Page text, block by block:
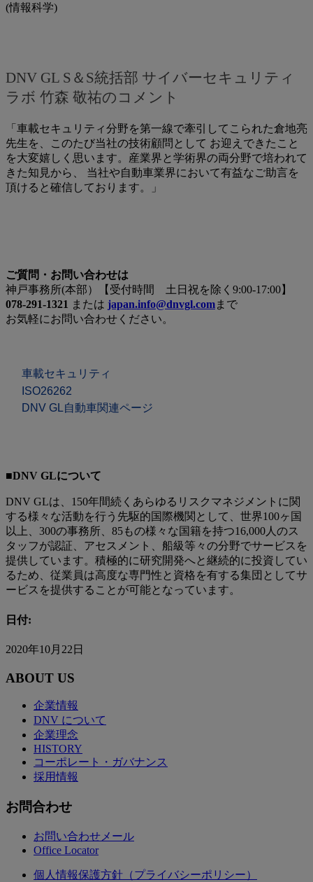
(情報科学)
DNV GL S＆S統括部 サイバーセキュリティ
ラボ 竹森 敬祐のコメント
「車載セキュリティ分野を第一線で牽引してこられた倉地亮
先生を、このたび当社の技術顧問として お迎えできたこと
を大変嬉しく思います。産業界と学術界の両分野で培われて
きた知見から、 当社や自動車業界において有益なご助言を
頂けると確信しております。」
ご質問・お問い合わせは
神戸事務所(本部）【受付時間 土日祝を除く9:00-17:00】
078-291-1321 または japan.info@dnvgl.comまで
お気軽にお問い合わせください。
車載セキュリティ
ISO26262
DNV GL自動車関連ページ
■DNV GLについて
DNV GLは、150年間続くあらゆるリスクマネジメントに関
する様々な活動を行う先駆的国際機関として、世界100ヶ国
以上、300の事務所、85もの様々な国籍を持つ16,000人のス
タッフが認証、アセスメント、船級等々の分野でサービスを
提供しています。積極的に研究開発へと継続的に投資してい
るため、従業員は高度な専門性と資格を有する集団としてサ
ービスを提供することが可能となっています。
日付:
2020年10月22日
ABOUT US
企業情報
DNV について
企業理念
HISTORY
コーポレート・ガバナンス
採用情報
お問合わせ
お問い合わせメール
Office Locator
個人情報保護方針（プライバシーポリシー）